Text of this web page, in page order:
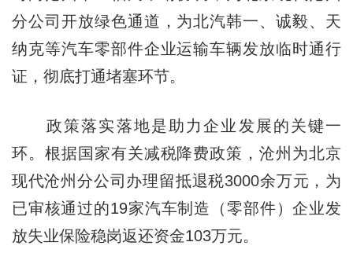
分公司开放绿色通道，为北汽韩一、诚毅、天
纳克等汽车零部件企业运输车辆发放临时通行
证，彻底打通堵塞环节。
政策落实落地是助力企业发展的关键一
环。根据国家有关减税降费政策，沧州为北京
现代沧州分公司办理留抵退税3000余万元，为
已审核通过的19家汽车制造（零部件）企业发
放失业保险稳岗返还资金103万元。